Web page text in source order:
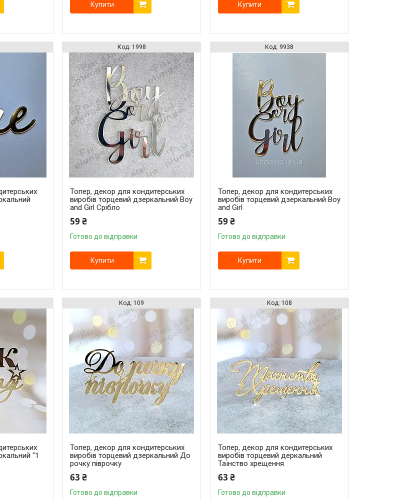
Купити Купити
1998
Топер, декор для кондитерських
виробів торцевий дзеркальний Boy
and Girl Срібло
59 ₴
Готово до відправки
Купити
9938
Топер, декор для кондитерських
виробів торцевий дзеркальний Boy
and Girl
59 ₴
Готово до відправки
Купити
"1
109
Топер, декор для кондитерських
виробів торцевий дзеркальний До
рочку піврочку
63 ₴
Готово до відправки
108
Топер, декор для кондитерських
виробів торцевий деркальний
Таїнство хрещення
63 ₴
Готово до відправки